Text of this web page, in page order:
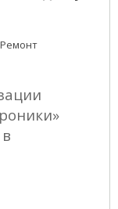
Ремонт